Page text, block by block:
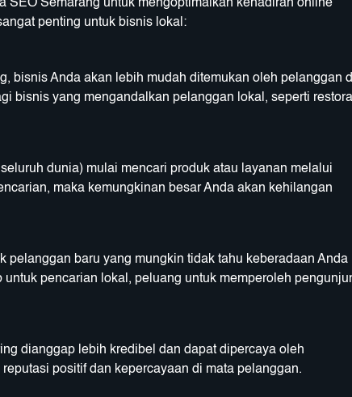
SEO Semarang untuk mengoptimalkan kehadiran online
penting untuk bisnis lokal:
bisnis Anda akan lebih mudah ditemukan oleh pelanggan
bisnis yang mengandalkan pelanggan lokal, seperti
dunia) mulai mencari produk atau layanan melalui
maka kemungkinan besar Anda akan kehilangan
pelanggan baru yang mungkin tidak tahu keberadaan Anda
pencarian lokal, peluang untuk memperoleh
dianggap lebih kredibel dan dapat dipercaya oleh
positif dan kepercayaan di mata pelanggan.